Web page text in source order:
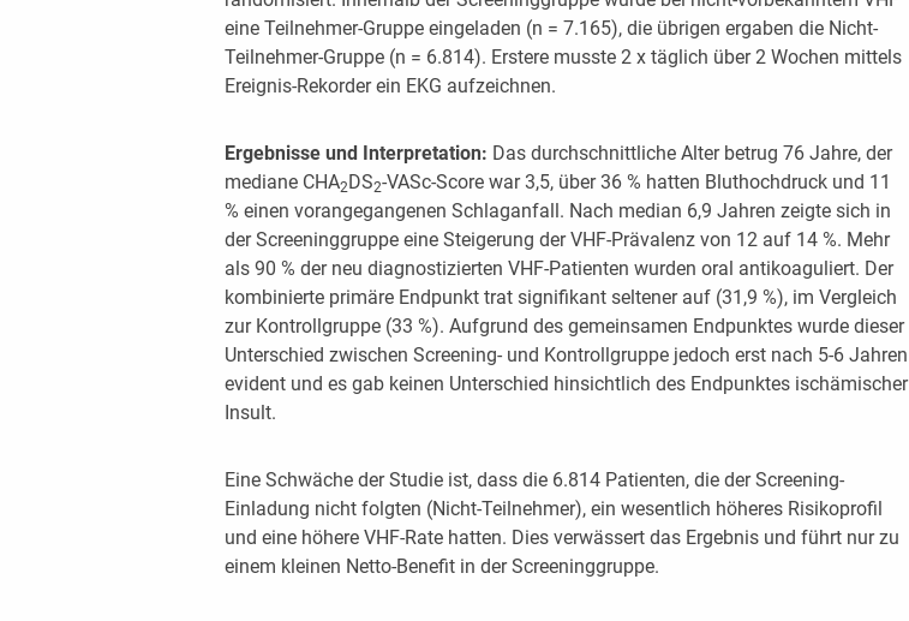
eine Teilnehmer-Gruppe eingeladen (n = 7.165), die übrigen ergaben die Nicht-
Teilnehmer-Gruppe (n = 6.814). Erstere musste 2 x täglich über 2 Wochen mittels
Ereignis-Rekorder ein EKG aufzeichnen.
Ergebnisse und Interpretation: Das durchschnittliche Alter betrug 76 Jahre, der
mediane CHA2DS2-VASc-Score war 3,5, über 36 % hatten Bluthochdruck und 11
% einen vorangegangenen Schlaganfall. Nach median 6,9 Jahren zeigte sich in
der Screeninggruppe eine Steigerung der VHF-Prävalenz von 12 auf 14 %. Mehr
als 90 % der neu diagnostizierten VHF-Patienten wurden oral antikoaguliert. Der
kombinierte primäre Endpunkt trat signifikant seltener auf (31,9 %), im Vergleich
zur Kontrollgruppe (33 %). Aufgrund des gemeinsamen Endpunktes wurde dieser
Unterschied zwischen Screening- und Kontrollgruppe jedoch erst nach 5-6 Jahren
evident und es gab keinen Unterschied hinsichtlich des Endpunktes ischämischer
Insult.
Eine Schwäche der Studie ist, dass die 6.814 Patienten, die der Screening-
Einladung nicht folgten (Nicht-Teilnehmer), ein wesentlich höheres Risikoprofil
und eine höhere VHF-Rate hatten. Dies verwässert das Ergebnis und führt nur zu
einem kleinen Netto-Benefit in der Screeninggruppe.